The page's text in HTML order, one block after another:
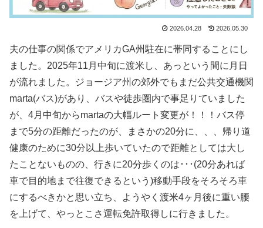
2026.04.28 2026.05.30
夫の仕事の関係でアメリカGA州駐在に帯同することにし
ました。2025年11月中旬に渡米し、あっという間に月日
が流れました。ジョージア州の郊外でもまだ公共交通機関
marta(バス)があり、バスや徒歩圏内で事足りていました
が、4月中旬からmartaの大幅ルート変更が！！！バス停
まで5分の距離だったのが、まさかの20分に、、、帰り道
健康のために30分以上歩いていたので距離としては大し
たことないものの、行きに20分歩くのは･･･(20分あれば
車で目的地まで往復できるという)移動手段をそろそろ車
にするべきかと思い立ち、ようやく渡米4ヶ月後に重い腰
を上げて、やっとこさ運転免許取得しに行きました。